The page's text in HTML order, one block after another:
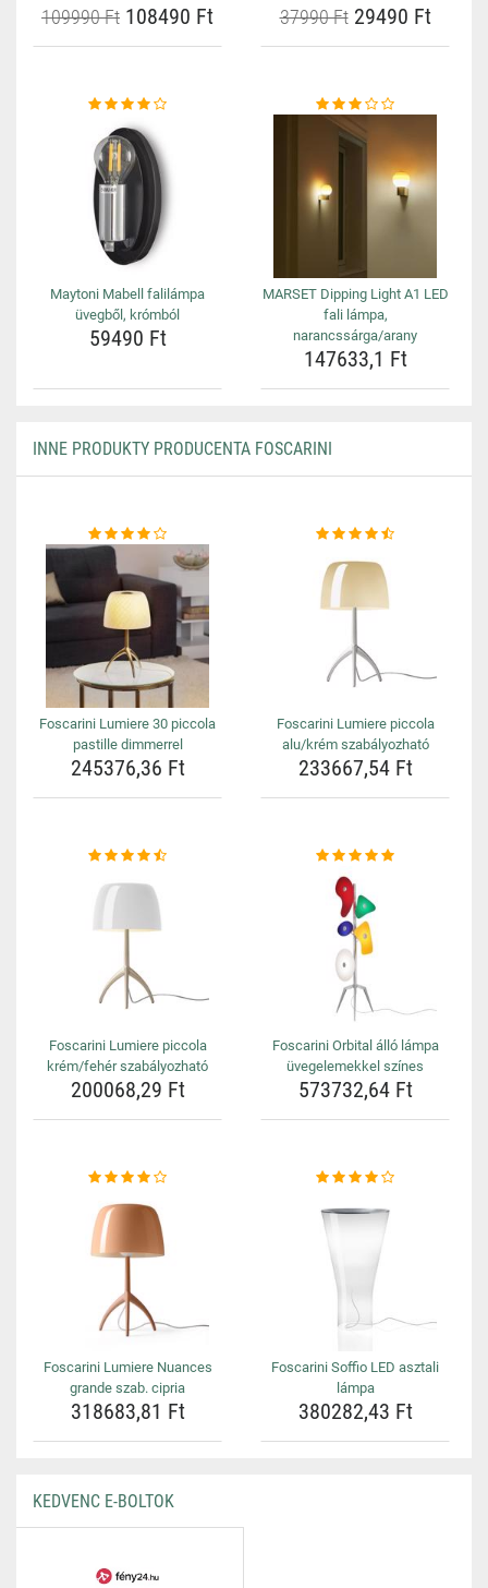
109990 Ft 108490 Ft 37990 Ft29490 Ft
Maytoni Mabell falilámpa
üvegből, krómból
59490 Ft
MARSET Dipping Light A1 LED
fali lámpa,
narancssárga/arany
147633,1 Ft
INNE PRODUKTY PRODUCENTA FOSCARINI
Foscarini Lumiere 30 piccola
pastille dimmerrel
245376,36 Ft
Foscarini Lumiere piccola
alu/krém szabályozható
233667,54 Ft
Foscarini Lumiere piccola
krém/fehér szabályozható
200068,29 Ft
Foscarini Orbital álló lámpa
üvegelemekkel színes
573732,64 Ft
Foscarini Lumiere Nuances
grande szab. cipria
318683,81 Ft
Foscarini Soffio LED asztali
lámpa
380282,43 Ft
KEDVENC E-BOLTOK